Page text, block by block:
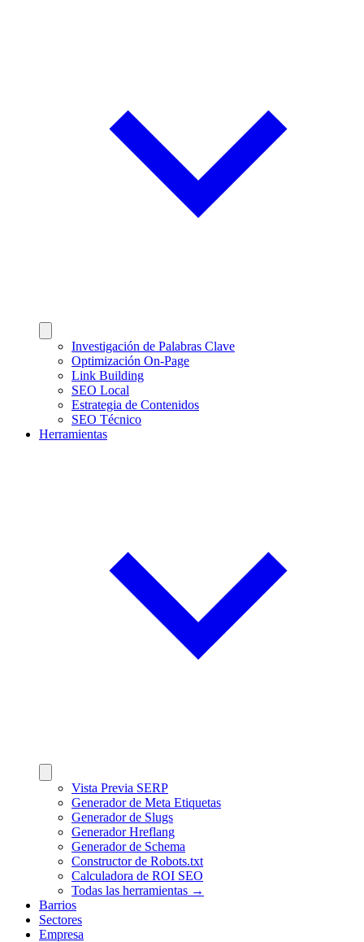
Investigación de Palabras Clave
Optimización On-Page
Link Building
SEO Local
Estrategia de Contenidos
SEO Técnico
Herramientas
Vista Previa SERP
Generador de Meta Etiquetas
Generador de Slugs
Generador Hreflang
Generador de Schema
Constructor de Robots.txt
Calculadora de ROI SEO
Todas las herramientas →
Barrios
Sectores
Empresa